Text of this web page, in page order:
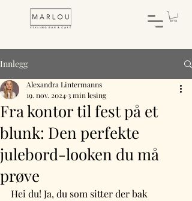
Innlegg
Fra kontor til fest på et
blunk: Den perfekte
julebord-looken du må
prøve
Alexandra Lintermanns
19. nov. 20243 min lesing
Hei du! Ja, du som sitter der bak